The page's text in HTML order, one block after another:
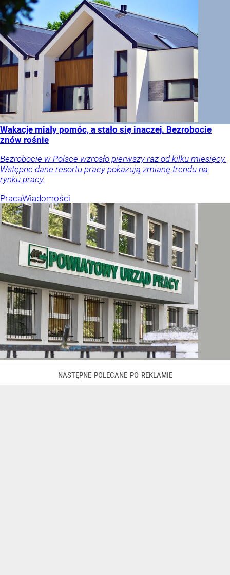
Wakacje miały pomóc, a stało się inaczej. Bezrobocie
znów rośnie
Bezrobocie w Polsce wzrosło pierwszy raz od kilku miesięcy.
Wstępne dane resortu pracy pokazują zmianę trendu na
rynku pracy.
PracaWiadomości